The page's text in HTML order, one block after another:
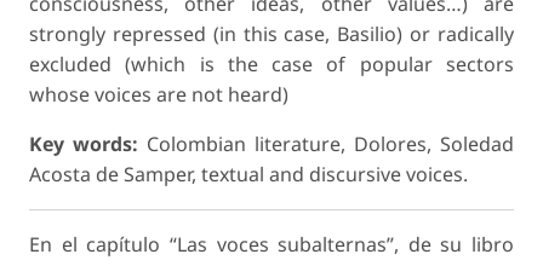
strongly repressed (in this case, Basilio) or radically
excluded (which is the case of popular sectors
whose voices are not heard)
Key words: Colombian literature, Dolores, Soledad
Acosta de Samper, textual and discursive voices.
En el capítulo “Las voces subalternas”, de su libro